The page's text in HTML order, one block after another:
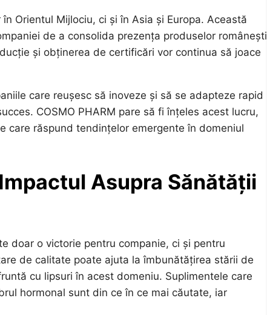
Orientul Mijlociu, ci și în Asia și Europa. Această
de a consolida prezența produselor românești
și obținerea de certificări vor continua să joace
care reușesc să inoveze și să se adapteze rapid
COSMO PHARM pare să fi înțeles acest lucru,
care răspund tendințelor emergente în domeniul
Asupra Sănătății
doar o victorie pentru companie, ci și pentru
de calitate poate ajuta la îmbunătățirea stării de
cu lipsuri în acest domeniu. Suplimentele care
hormonal sunt din ce în ce mai căutate, iar